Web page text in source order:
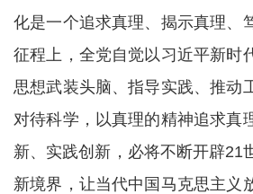
化是一个追求真理、揭示真理、
征程上，全党自觉以习近平新时
思想武装头脑、指导实践、推动
对待科学，以真理的精神追求真
新、实践创新，必将不断开辟21
新境界，让当代中国马克思主义